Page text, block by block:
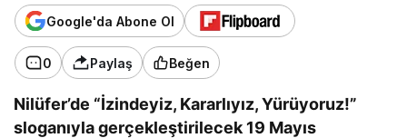
Google'da Abone Ol
0 Paylaş Beğen
Nilüfer’de “İzindeyiz, Kararlıyız, Yürüyoruz!”
sloganıyla gerçekleştirilecek 19 Mayıs